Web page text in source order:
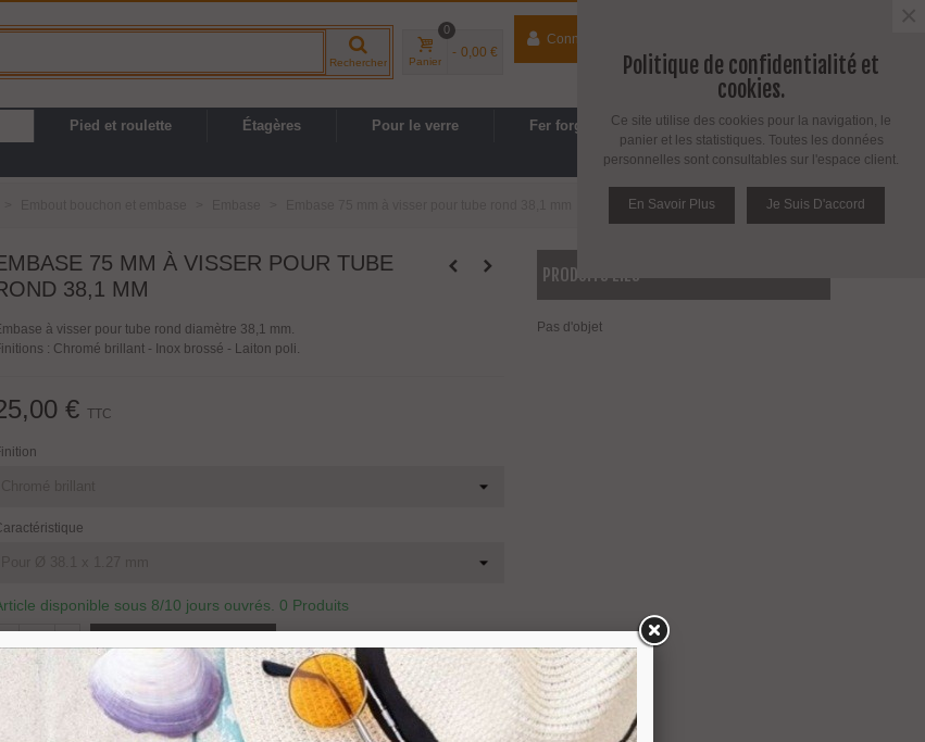
Rechercher Panier
0
- 0,00 €
Connecter
Espace PRO / Avantages PRO
Pied et roulette Étagères Pour le verre Fer forgé
Cuisine, SDB
75 MM À VISSER POUR TUBE
38,1 MM
à visser pour tube rond diamètre 38,1 mm.
: Chromé brillant - Inox brossé - Laiton poli.
€ TTC
disponible sous 8/10 jours ouvrés. 0 Produits
- + Ajouter Au Panier Partager QR Code
Référence: 11050503823
PRODUITS LIÉS
Pas d'objet
Politique de confidentialité et
cookies.
Ce site utilise des cookies pour la navigation, le
panier et les statistiques. Toutes les données
personnelles sont consultables sur l'espace client.
En Savoir Plus Je Suis D'accord